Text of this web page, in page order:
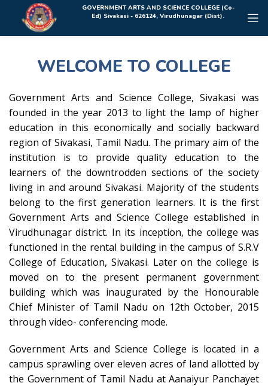
Rolex Replica Uhren DeutschlandGOVERNMENT ARTS AND SCIENCE COLLEGE (Co-
Ed) Sivakasi - 626124, Virudhunagar (Dist).
WELCOME TO COLLEGE
Government Arts and Science College, Sivakasi was
founded in the year 2013 to light the lamp of higher
education in this economically and socially backward
region of Sivakasi, Tamil Nadu. The primary aim of the
institution is to provide quality education to the
learners of the downtrodden sections of the society
living in and around Sivakasi. Majority of the students
belong to the first generation learners. It is the first
Government Arts and Science College established in
Virudhunagar district. In its inception, the college was
functioned in the rental building in the campus of S.R.V
College of Education, Sivakasi. Later on the college is
moved on to the present permanent government
building which was inaugurated by the Honourable
Chief Minister of Tamil Nadu on 12th October, 2015
through video- conferencing mode.
Government Arts and Science College is located in a
campus sprawling over eleven acres of land allotted by
the Government of Tamil Nadu at Aanaiyur Panchayet